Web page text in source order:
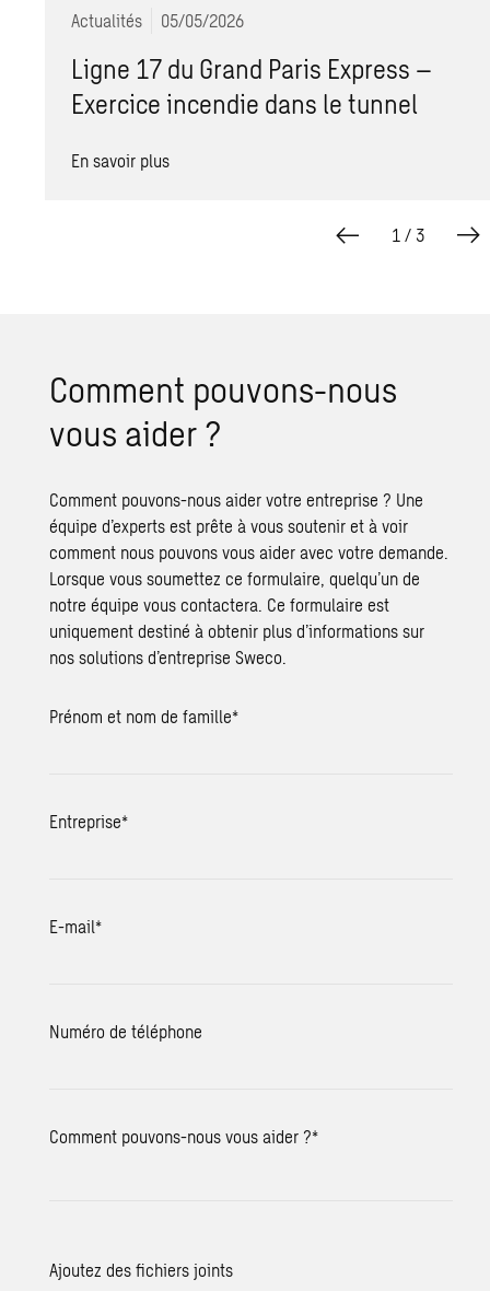
Actualités 05/05/2026
Ligne 17 du Grand Paris Express –
Exercice incendie dans le tunnel
En savoir plus
1 / 3
Comment pouvons-nous
vous aider ?
Comment pouvons-nous aider votre entreprise ? Une
équipe d’experts est prête à vous soutenir et à voir
comment nous pouvons vous aider avec votre demande.
Lorsque vous soumettez ce formulaire, quelqu’un de
notre équipe vous contactera. Ce formulaire est
uniquement destiné à obtenir plus d’informations sur
nos solutions d’entreprise Sweco.
Prénom et nom de famille*
Entreprise*
E-mail*
Numéro de téléphone
Comment pouvons-nous vous aider ?*
Ajoutez des fichiers joints